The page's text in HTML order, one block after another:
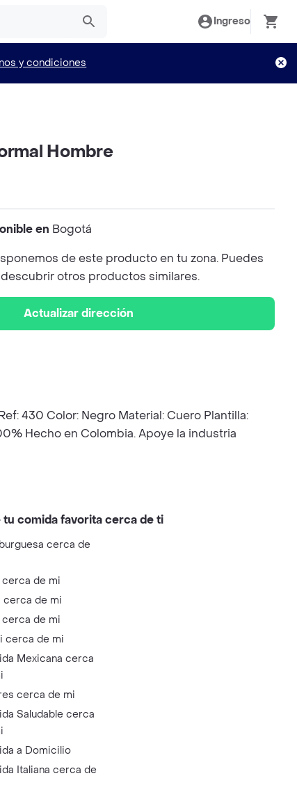
Ingreso
y condiciones
Hombre
en Bogotá
de este producto en tu zona. Puedes
otros productos similares.
Actualizar dirección
430 Color: Negro Material: Cuero Plantilla:
Hecho en Colombia. Apoye la industria
tu comida favorita cerca de ti
cerca de
cerca de mi
cerca de mi
cerca de mi
cerca de mi
Mexicana cerca
cerca de mi
Saludable cerca
a Domicilio
Italiana cerca de